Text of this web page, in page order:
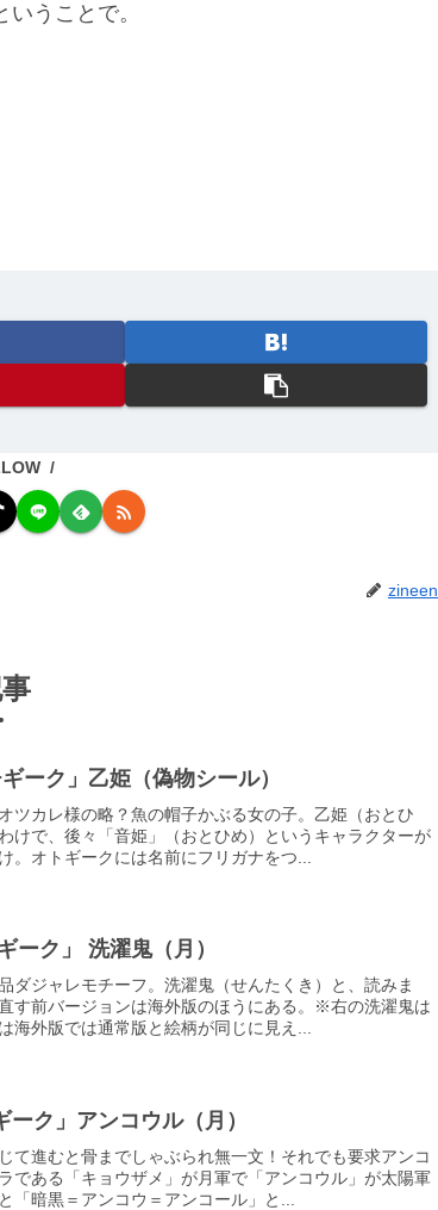
うことで。
zineen
ーク」乙姫（偽物シール）
ツカレ様の略？魚の帽子かぶる女の子。乙姫（おとひ
けで、後々「音姫」（おとひめ）というキャラクターが
オトギークには名前にフリガナをつ...
ーク」 洗濯鬼（月）
ダジャレモチーフ。洗濯鬼（せんたくき）と、読みま
す前バージョンは海外版のほうにある。※右の洗濯鬼は
海外版では通常版と絵柄が同じに見え...
ク」アンコウル（月）
て進むと骨までしゃぶられ無一文！それでも要求アンコ
である「キョウザメ」が月軍で「アンコウル」が太陽軍
暗黒＝アンコウ＝アンコール」と...